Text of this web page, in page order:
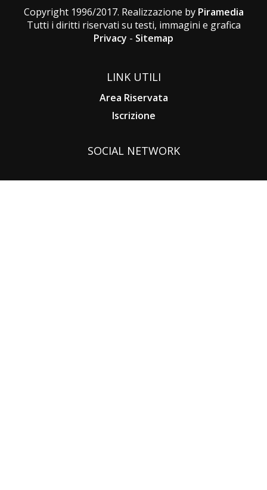
Copyright 1996/2017. Realizzazione by Piramedia
Tutti i diritti riservati su testi, immagini e grafica
Privacy - Sitemap
LINK UTILI
Area Riservata
Iscrizione
SOCIAL NETWORK